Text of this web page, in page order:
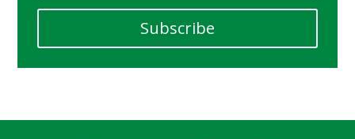
Subscribe